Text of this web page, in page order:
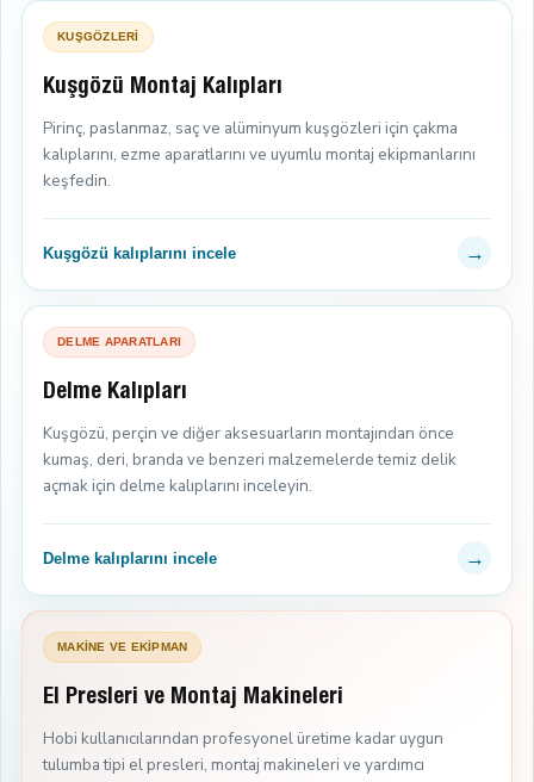
KUŞGÖZLERİ
Kuşgözü Montaj Kalıpları
Pirinç, paslanmaz, saç ve alüminyum kuşgözleri için çakma
kalıplarını, ezme aparatlarını ve uyumlu montaj ekipmanlarını
keşfedin.
Kuşgözü kalıplarını incele →
DELME APARATLARI
Delme Kalıpları
Kuşgözü, perçin ve diğer aksesuarların montajından önce
kumaş, deri, branda ve benzeri malzemelerde temiz delik
açmak için delme kalıplarını inceleyin.
Delme kalıplarını incele →
MAKİNE VE EKİPMAN
El Presleri ve Montaj Makineleri
Hobi kullanıcılarından profesyonel üretime kadar uygun
tulumba tipi el presleri, montaj makineleri ve yardımcı